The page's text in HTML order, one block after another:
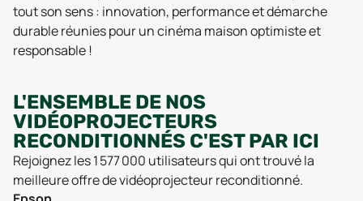
tout son sens : innovation, performance et démarche
durable réunies pour un cinéma maison optimiste et
responsable !
L'ENSEMBLE DE NOS
VIDÉOPROJECTEURS
RECONDITIONNÉS C'EST PAR ICI
Rejoignez les 1 577 000 utilisateurs qui ont trouvé la
meilleure offre de vidéoprojecteur reconditionné.